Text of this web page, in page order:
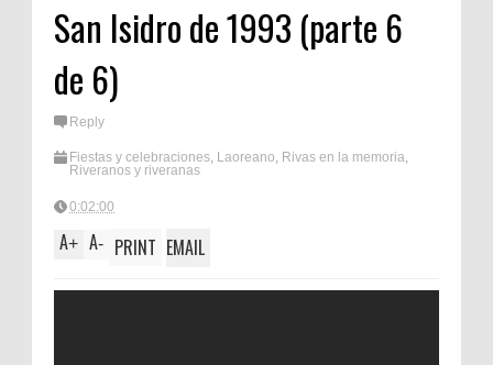
San Isidro de 1993 (parte 6
de 6)
Reply
Fiestas y celebraciones, Laoreano, Rivas en la memoria,
Riveranos y riveranas
0:02:00
A+ A- PRINT EMAIL